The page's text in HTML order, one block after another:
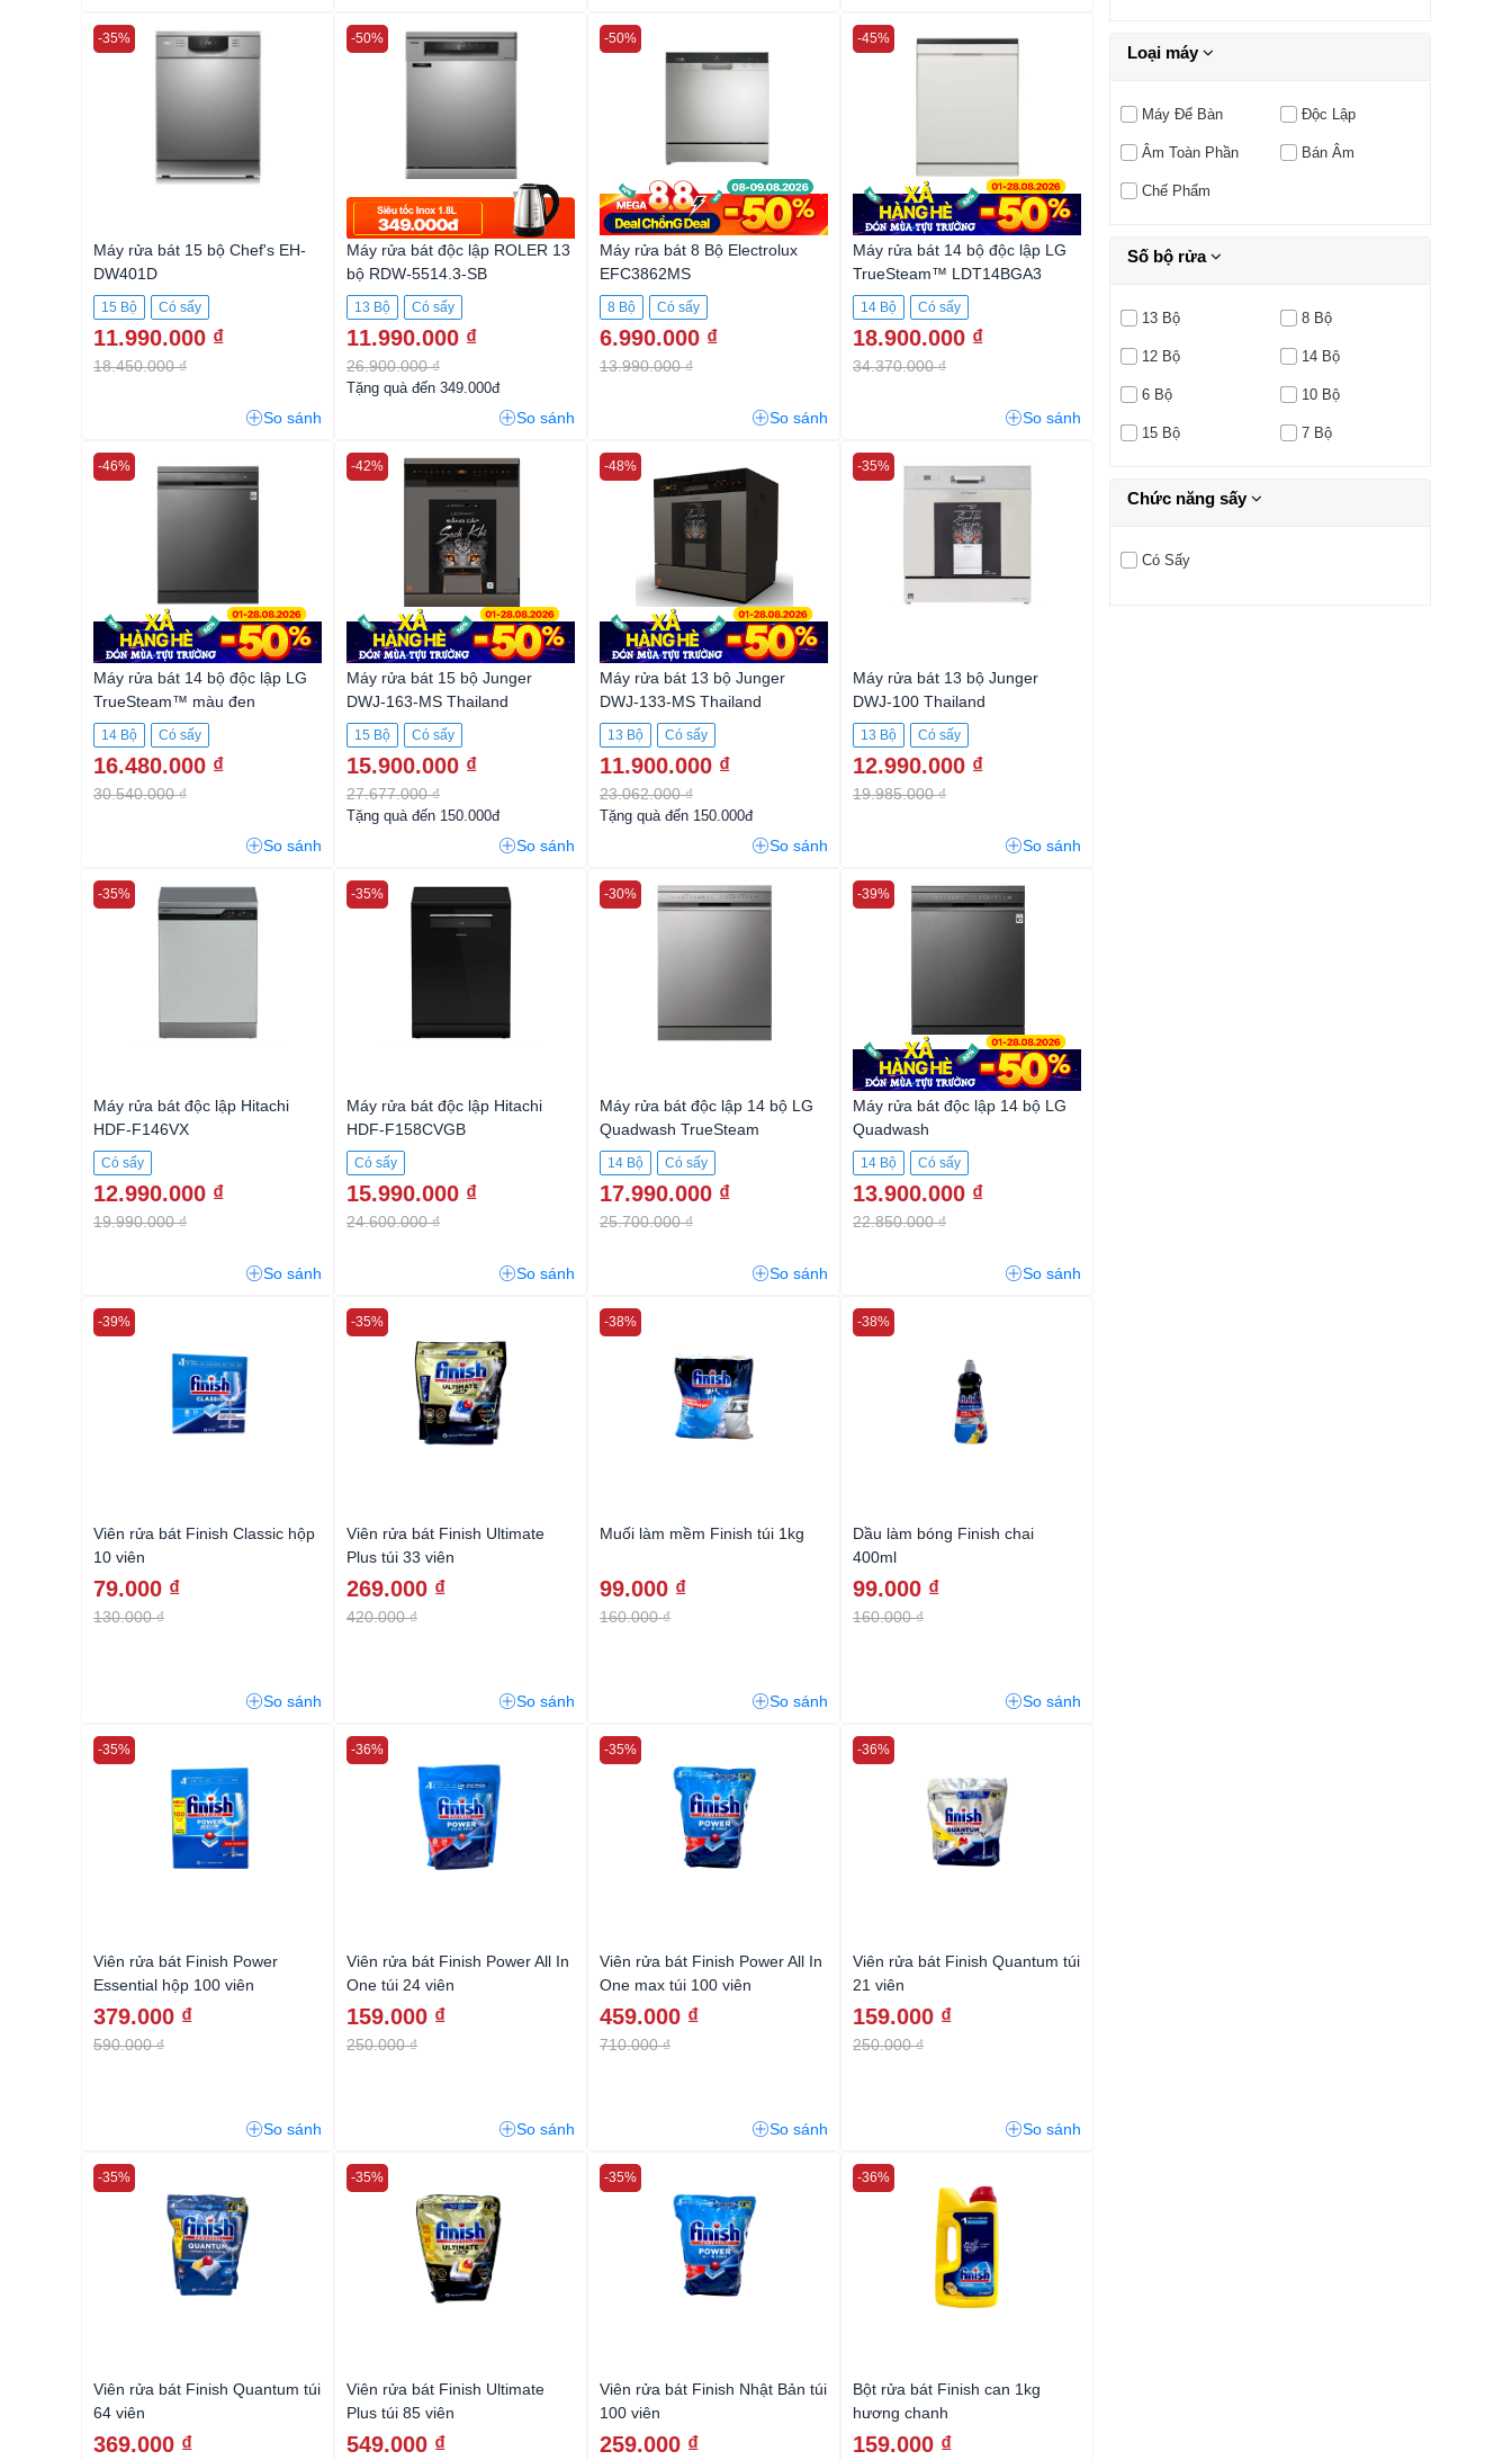
Máy rửa bát 15 bộ Chef's EH-
DW401D
15 Bộ Có sấy
11.990.000 ₫
18.450.000 ₫
-35%
So sánh
Máy rửa bát độc lập ROLER 13
bộ RDW-5514.3-SB
13 Bộ Có sấy
11.990.000 ₫
26.900.000 ₫
-50%
Tặng quà đến 349.000đ
So sánh
Máy rửa bát 8 Bộ Electrolux
EFC3862MS
8 Bộ Có sấy
6.990.000 ₫
13.990.000 ₫
-50%
So sánh
Máy rửa bát 14 bộ độc lập LG
TrueSteam™ LDT14BGA3
14 Bộ Có sấy
18.900.000 ₫
34.370.000 ₫
-45%
So sánh
Máy rửa bát 14 bộ độc lập LG
TrueSteam™ màu đen
LDT14BLA4
14 Bộ Có sấy
16.480.000 ₫
30.540.000 ₫
-46%
So sánh
Máy rửa bát 15 bộ Junger
DWJ-163-MS Thailand
15 Bộ Có sấy
15.900.000 ₫
27.677.000 ₫
-42%
Tặng quà đến 150.000đ
So sánh
Máy rửa bát 13 bộ Junger
DWJ-133-MS Thailand
13 Bộ Có sấy
11.900.000 ₫
23.062.000 ₫
-48%
Tặng quà đến 150.000đ
So sánh
Máy rửa bát 13 bộ Junger
DWJ-100 Thailand
13 Bộ Có sấy
12.990.000 ₫
19.985.000 ₫
-35%
So sánh
Máy rửa bát độc lập Hitachi
HDF-F146VX
Có sấy
12.990.000 ₫
19.990.000 ₫
-35%
So sánh
Máy rửa bát độc lập Hitachi
HDF-F158CVGB
Có sấy
15.990.000 ₫
24.600.000 ₫
-35%
So sánh
Máy rửa bát độc lập 14 bộ LG
Quadwash TrueSteam
LDT14SVA4.APYPEVN
14 Bộ Có sấy
17.990.000 ₫
25.700.000 ₫
-30%
So sánh
Máy rửa bát độc lập 14 bộ LG
Quadwash
LDN14BLA5.ABMPEVN
14 Bộ Có sấy
13.900.000 ₫
22.850.000 ₫
-39%
So sánh
Viên rửa bát Finish Classic hộp
10 viên
79.000 ₫
130.000 ₫
-39%
So sánh
Viên rửa bát Finish Ultimate
Plus túi 33 viên
269.000 ₫
420.000 ₫
-35%
So sánh
Muối làm mềm Finish túi 1kg
99.000 ₫
160.000 ₫
-38%
So sánh
Dầu làm bóng Finish chai
400ml
99.000 ₫
160.000 ₫
-38%
So sánh
Viên rửa bát Finish Power
Essential hộp 100 viên
379.000 ₫
590.000 ₫
-35%
So sánh
Viên rửa bát Finish Power All In
One túi 24 viên
159.000 ₫
250.000 ₫
-36%
So sánh
Viên rửa bát Finish Power All In
One max túi 100 viên
459.000 ₫
710.000 ₫
-35%
So sánh
Viên rửa bát Finish Quantum túi
21 viên
159.000 ₫
250.000 ₫
-36%
So sánh
Viên rửa bát Finish Quantum túi
64 viên
369.000 ₫
-35%
Viên rửa bát Finish Ultimate
Plus túi 85 viên
549.000 ₫
-35%
Viên rửa bát Finish Nhật Bản túi
100 viên
259.000 ₫
-35%
Bột rửa bát Finish can 1kg
hương chanh
159.000 ₫
-36%
Loại máy
Máy Để Bàn Độc Lập
Âm Toàn Phần Bán Âm
Chế Phẩm
Số bộ rửa
13 Bộ 8 Bộ
12 Bộ 14 Bộ
6 Bộ 10 Bộ
15 Bộ 7 Bộ
Chức năng sấy
Có Sấy